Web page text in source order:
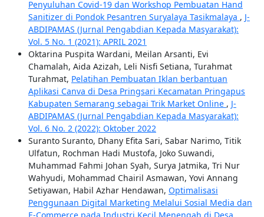
Penyuluhan Covid-19 dan Workshop Pembuatan Hand
Sanitizer di Pondok Pesantren Suryalaya Tasikmalaya , J-
ABDIPAMAS (Jurnal Pengabdian Kepada Masyarakat):
Vol. 5 No. 1 (2021): APRIL 2021
Oktarina Puspita Wardani, Meilan Arsanti, Evi
Chamalah, Aida Azizah, Leli Nisfi Setiana, Turahmat
Turahmat, Pelatihan Pembuatan Iklan berbantuan
Aplikasi Canva di Desa Pringsari Kecamatan Pringapus
Kabupaten Semarang sebagai Trik Market Online , J-
ABDIPAMAS (Jurnal Pengabdian Kepada Masyarakat):
Vol. 6 No. 2 (2022): Oktober 2022
Suranto Suranto, Dhany Efita Sari, Sabar Narimo, Titik
Ulfatun, Rochman Hadi Mustofa, Joko Suwandi,
Muhammad Fahmi Johan Syah, Surya Jatmika, Tri Nur
Wahyudi, Mohammad Chairil Asmawan, Yovi Annang
Setiyawan, Habil Azhar Hendawan, Optimalisasi
Penggunaan Digital Marketing Melalui Sosial Media dan